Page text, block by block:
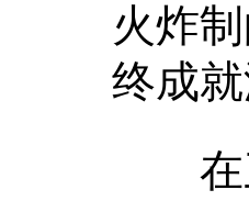
火炸
终成
在三